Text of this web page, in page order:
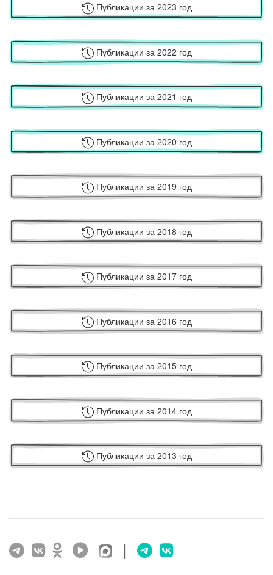
Публикации за 2023 год
Публикации за 2022 год
Публикации за 2021 год
Публикации за 2020 год
Публикации за 2019 год
Публикации за 2018 год
Публикации за 2017 год
Публикации за 2016 год
Публикации за 2015 год
Публикации за 2014 год
Публикации за 2013 год
|